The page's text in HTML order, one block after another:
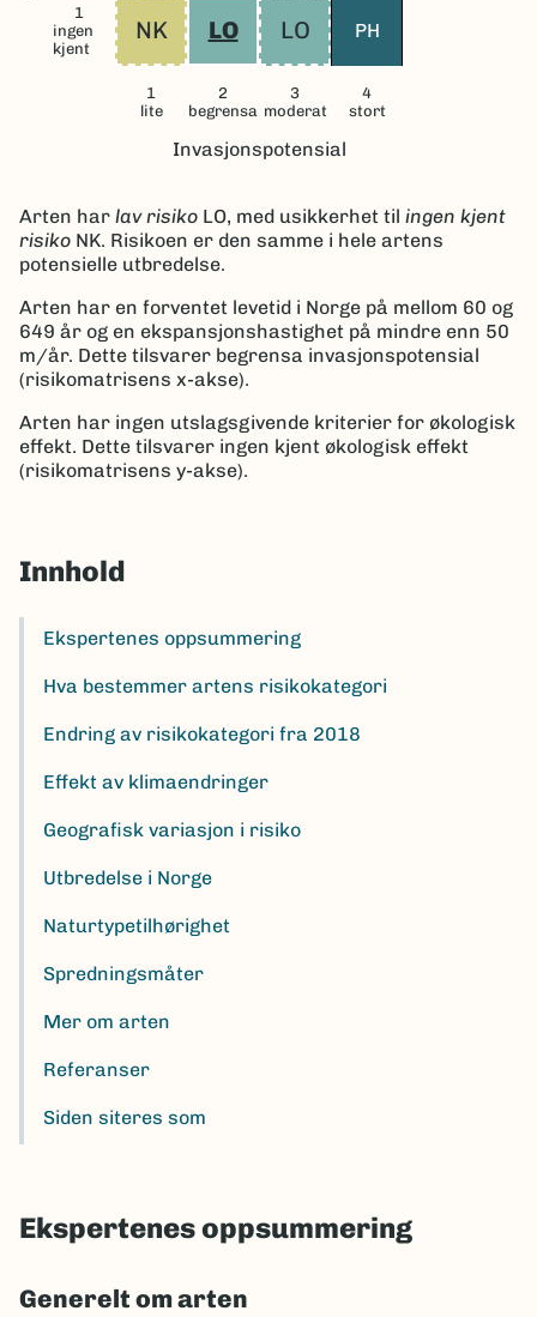
1
ingen
kjent
NK LO LO PH
1
lite
2
begrensa
3
moderat
4
stort
Invasjonspotensial
Arten har lav risiko LO, med usikkerhet til ingen kjent
risiko NK. Risikoen er den samme i hele artens
potensielle utbredelse.
Arten har en forventet levetid i Norge på mellom 60 og
649 år og en ekspansjonshastighet på mindre enn 50
m/år. Dette tilsvarer begrensa invasjonspotensial
(risikomatrisens x-akse).
Arten har ingen utslagsgivende kriterier for økologisk
effekt. Dette tilsvarer ingen kjent økologisk effekt
(risikomatrisens y-akse).
Innhold
Ekspertenes oppsummering
Hva bestemmer artens risikokategori
Endring av risikokategori fra 2018
Effekt av klimaendringer
Geografisk variasjon i risiko
Utbredelse i Norge
Naturtypetilhørighet
Spredningsmåter
Mer om arten
Referanser
Siden siteres som
Ekspertenes oppsummering
Generelt om arten